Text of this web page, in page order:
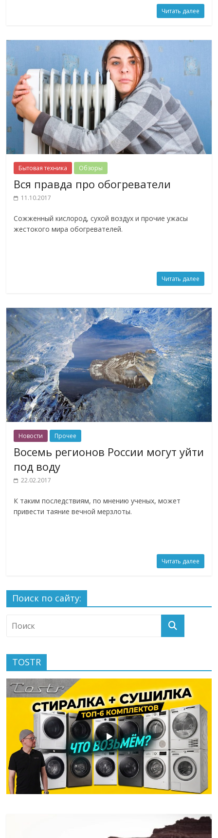
Читать далее
Бытовая техника Обзоры
Вся правда про обогреватели
11.10.2017
Сожженный кислород, сухой воздух и прочие ужасы
жестокого мира обогревателей.
Читать далее
Новости Прочее
Восемь регионов России могут уйти
под воду
22.02.2017
К таким последствиям, по мнению ученых, может
привести таяние вечной мерзлоты.
Читать далее
Поиск по сайту:
TOSTR